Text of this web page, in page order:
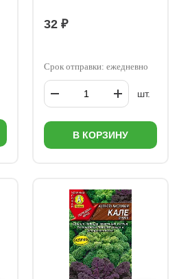
32 ₽
Срок отправки: ежедневно
шт.
В КОРЗИНУ